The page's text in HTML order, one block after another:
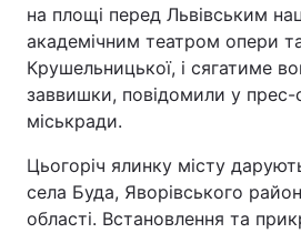
на площі перед Львівським
академічним театром опери
Крушельницької, і сягатиме
заввишки, повідомили у прес-
міськради.
Цьогоріч ялинку місту
села Буда, Яворівського
області. Встановлення та